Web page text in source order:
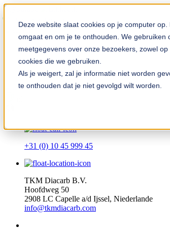
Deze website slaat cookies op je computer
omgaat en om je te onthouden. We
meetgegevens over onze bezoekers, zowel
cookies die we gebruiken.
Als je weigert, zal je informatie niet worden
te onthouden dat je niet gevolgd wilt worden.
Solution Finder
TKM App
+31 (0) 10 45 999 45
TKM Diacarb B.V.
Hoofdweg 50
2908 LC Capelle a/d Ijssel, Niederlande
info@tkmdiacarb.com